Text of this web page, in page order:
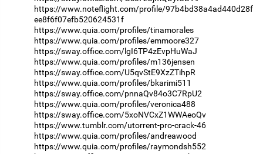
https://www.noteflight.com/profile/97b4bd38a4ad440d28f
ee8f6f07efb520624531f
https://www.quia.com/profiles/tinamorales
https://www.quia.com/profiles/emmoore327
https://sway.office.com/lgI6TP4zEvpHuWaJ
https://www.quia.com/profiles/m136jensen
https://sway.office.com/U5qvStE9XzZTihpR
https://www.quia.com/profiles/bkarimi511
https://sway.office.com/pnnaQv84o3C7RpU2
https://www.quia.com/profiles/veronica488
https://sway.office.com/5xoNVCxZ1WWAeoQv
https://www.tumblr.com/utorrent-pro-crack-46
https://www.quia.com/profiles/andreawood
https://www.quia.com/profiles/raymondsh552